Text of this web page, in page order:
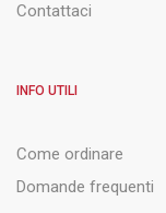
Contattaci
INFO UTILI
Come ordinare
Domande frequenti